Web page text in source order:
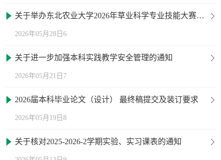
关于举办东北农业大学2026年草业科学专业技能大赛暨第四届全国大学生草学类本科专业技能大赛校内选拔赛的通知
2026年05月28日6
关于进一步加强本科实践教学安全管理的通知
2026年05月21日7
2026届本科毕业论文（设计） 最终稿提交及装订要求
2026年05月19日8
关于核对2025-2026-2学期实验、实习课表的通知